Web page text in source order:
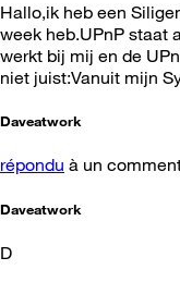
Hallo,ik heb een
week heb.UPnP staat
werkt bij mij en de
niet juist:Vanuit mijn
Daveatwork
répondu à un
Daveatwork
D